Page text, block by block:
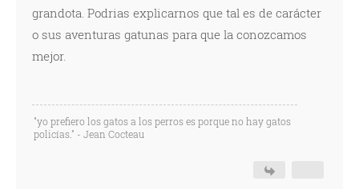
grandota. Podrias explicarnos que tal es de carácter
o sus aventuras gatunas para que la conozcamos
mejor.
"yo prefiero los gatos a los perros es porque no hay gatos
policías." - Jean Cocteau